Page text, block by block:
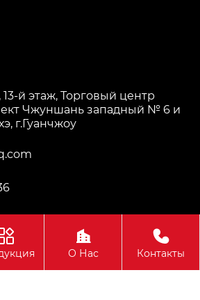
й этаж, Торговый центр
Чжуншань западный № 6 и
г.Гуанчжоу
Гуанчжоу Авэй Автозапчасти

О Нас

Контакты